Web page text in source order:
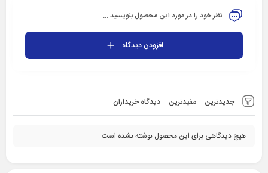
جدیدترین مفیدترین دیدگاه خریداران
هیچ دیدگاهی برای این محصول نوشته نشده است.
نظر خود را در مورد این محصول بنویسید ...
افزودن دیدگاه